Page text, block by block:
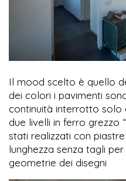
Il mood scelto è quello
dei colori i pavimenti
continuità interrotto solo
due livelli in ferro grezzo
stati realizzati con
lunghezza senza tagli
geometrie dei disegni